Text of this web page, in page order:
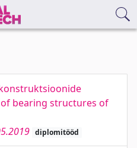
bearing structures of
diplomitööd